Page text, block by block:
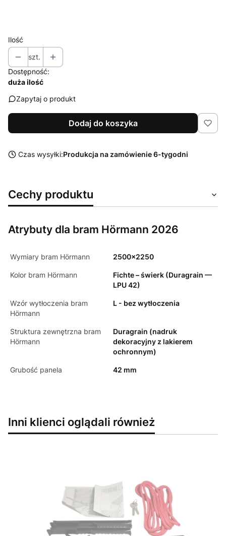
Ilość
szt.
Dostępność:
duża ilość
Zapytaj o produkt
Dodaj do koszyka
Czas wysyłki:Produkcja na zamówienie 6-tygodni
Cechy produktu
Atrybuty dla bram Hörmann 2026
Wymiary bram Hörmann 2500x2250
Kolor bram Hörmann
Fichte – świerk (Duragrain —
LPU 42)
Wzór wytłoczenia bram
Hörmann
L - bez wytłoczenia
Struktura zewnętrzna bram
Hörmann
Duragrain (nadruk
dekoracyjny z lakierem
ochronnym)
Grubość panela 42 mm
Inni klienci oglądali również